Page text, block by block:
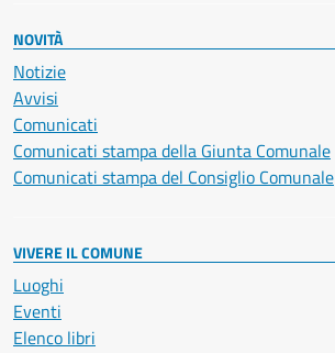
NOVITÀ
Notizie
Avvisi
Comunicati
Comunicati stampa della Giunta Comunale
Comunicati stampa del Consiglio Comunale
VIVERE IL COMUNE
Luoghi
Eventi
Elenco libri